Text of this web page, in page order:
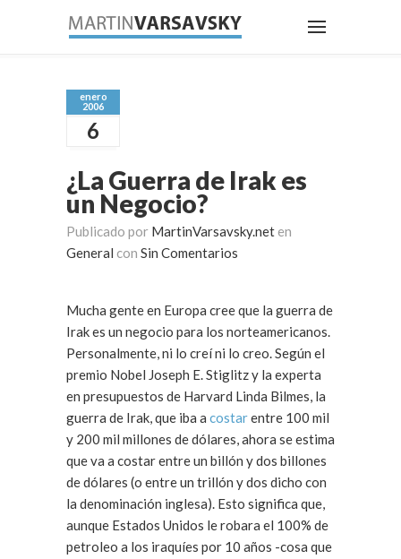
enero
2006
6
¿La Guerra de Irak es
un Negocio?
Publicado por MartinVarsavsky.net en
General con Sin Comentarios
Mucha gente en Europa cree que la guerra de
Irak es un negocio para los norteamericanos.
Personalmente, ni lo creí ni lo creo. Según el
premio Nobel Joseph E. Stiglitz y la experta
en presupuestos de Harvard Linda Bilmes, la
guerra de Irak, que iba a costarentre 100 mil
y 200 mil millones de dólares, ahora se estima
que va a costar entre un billón y dos billones
de dólares (o entre un trillón y dos dicho con
la denominación inglesa). Esto significa que,
aunque Estados Unidos le robara el 100% de
petroleo a los iraquíes por 10 años -cosa que